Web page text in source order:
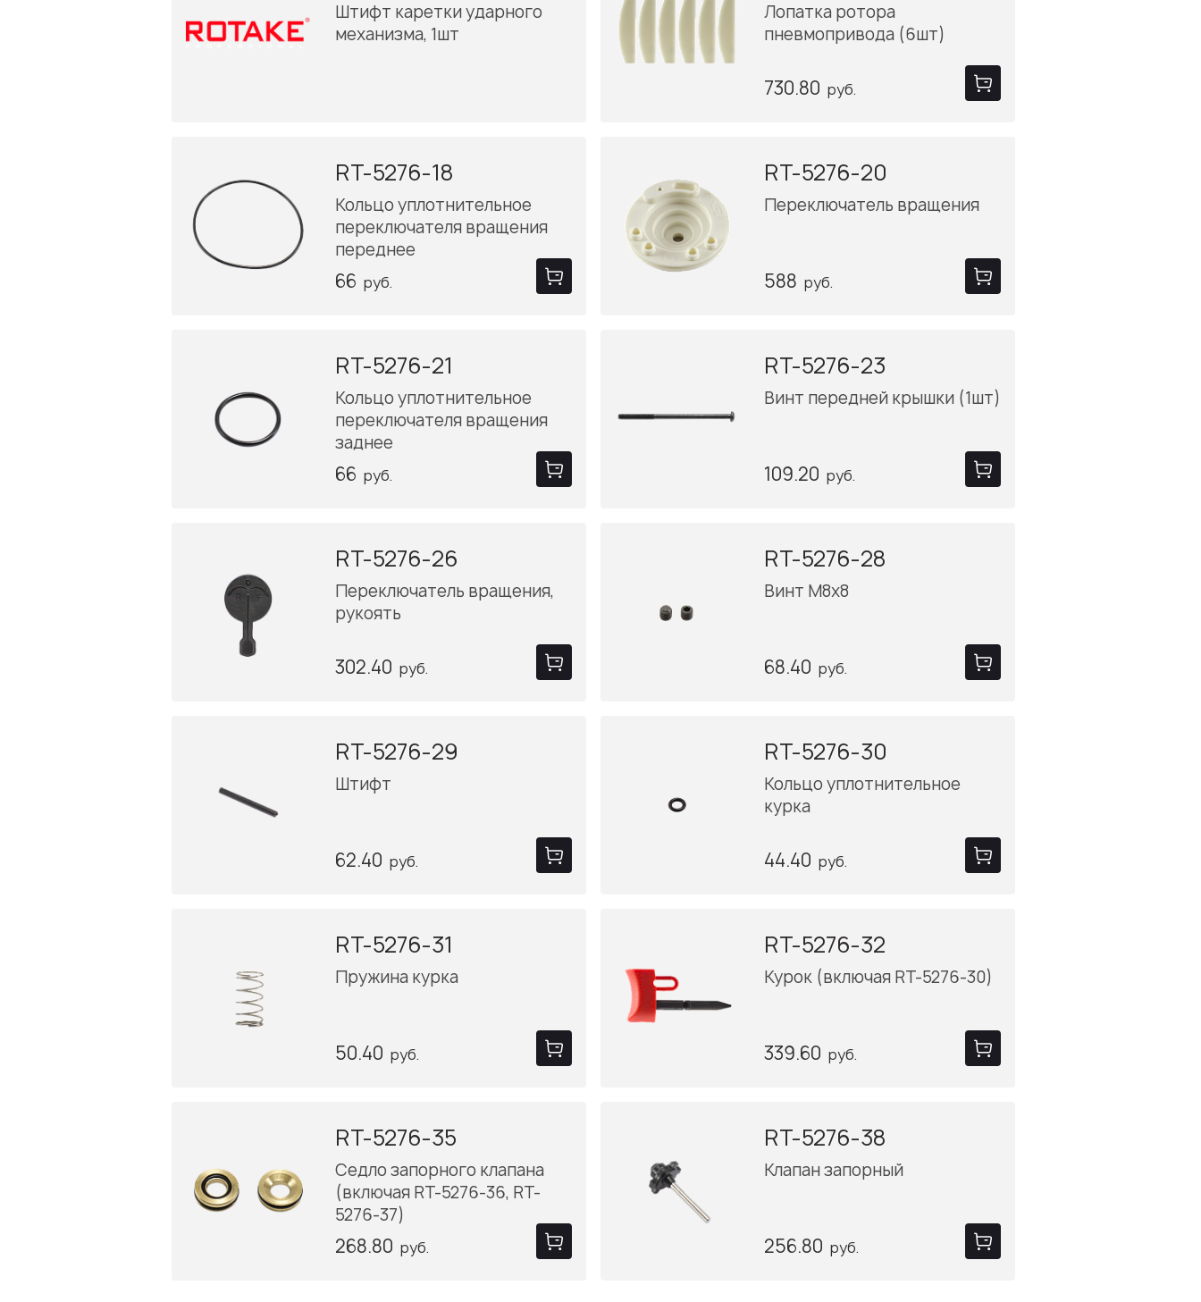
Штифт каретки ударного
механизма, 1шт
Лопатка ротора
пневмопривода (6шт)
730.80 руб.
RT-5276-18
Кольцо уплотнительное
переключателя вращения
переднее
66 руб.
RT-5276-20
Переключатель вращения
588 руб.
RT-5276-21
Кольцо уплотнительное
переключателя вращения
заднее
66 руб.
RT-5276-23
Винт передней крышки (1шт)
109.20 руб.
RT-5276-26
Переключатель вращения,
рукоять
302.40 руб.
RT-5276-28
Винт M8x8
68.40 руб.
RT-5276-29
Штифт
62.40 руб.
RT-5276-30
Кольцо уплотнительное
курка
44.40 руб.
RT-5276-31
Пружина курка
50.40 руб.
RT-5276-32
Курок (включая RT-5276-30)
339.60 руб.
RT-5276-35
Седло запорного клапана
(включая RT-5276-36, RT-
5276-37)
268.80 руб.
RT-5276-38
Клапан запорный
256.80 руб.